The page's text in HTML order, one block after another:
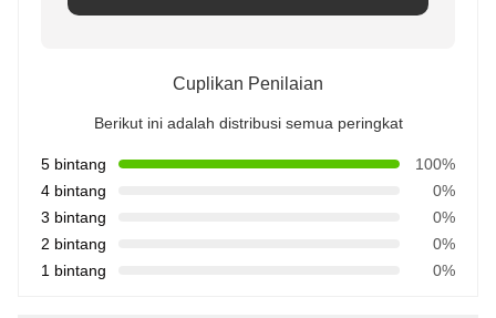
Cuplikan Penilaian
Berikut ini adalah distribusi semua peringkat
5 bintang
100%
4 bintang
0%
3 bintang
0%
2 bintang
0%
1 bintang
0%